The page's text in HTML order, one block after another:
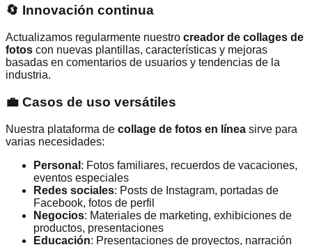
🔄 Innovación continua
Actualizamos regularmente nuestro creador de collages de
fotos con nuevas plantillas, características y mejoras
basadas en comentarios de usuarios y tendencias de la
industria.
💼 Casos de uso versátiles
Nuestra plataforma de collage de fotos en línea sirve para
varias necesidades:
Personal : Fotos familiares, recuerdos de vacaciones,
eventos especiales
Redes sociales: Posts de Instagram, portadas de
Facebook, fotos de perfil
Negocios: Materiales de marketing, exhibiciones de
productos, presentaciones
Educación: Presentaciones de proyectos, narración